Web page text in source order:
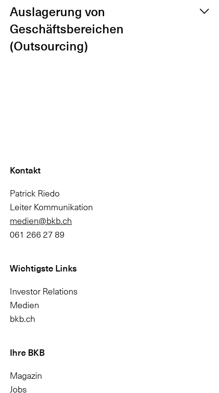
Auslagerung von
Geschäftsbereichen
(Outsourcing)
Outsourcing-Partner
Liechtenstein) SA, Bioggio
HypothekenZentrum AG, Zürich
Kontakt
Patrick Riedo
Leiter Kommunikation
medien@bkb.ch
061 266 27 89
Wichtigste Links
Investor Relations
Medien
bkb.ch
Ihre BKB
Magazin
Jobs